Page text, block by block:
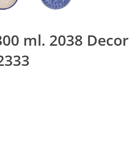
ml. 2038 Decor